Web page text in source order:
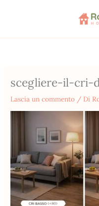
scegliere-il-cri-
Lascia un commento / Di